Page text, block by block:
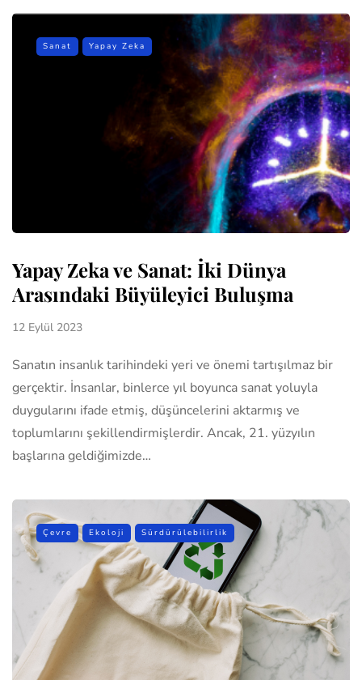
Sanat Yapay Zeka
Yapay Zeka ve Sanat: İki Dünya
Arasındaki Büyüleyici Buluşma
12 Eylül 2023
Sanatın insanlık tarihindeki yeri ve önemi tartışılmaz bir
gerçektir. İnsanlar, binlerce yıl boyunca sanat yoluyla
duygularını ifade etmiş, düşüncelerini aktarmış ve
toplumlarını şekillendirmişlerdir. Ancak, 21. yüzyılın
başlarına geldiğimizde…
Çevre Ekoloji Sürdürülebilirlik